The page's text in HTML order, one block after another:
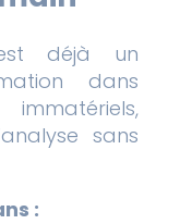
est déjà un
dans
sans
: